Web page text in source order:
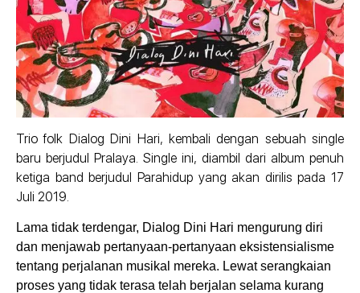
Trio folk Dialog Dini Hari, kembali dengan sebuah single
baru berjudul Pralaya. Single ini, diambil dari album penuh
ketiga band berjudul Parahidup yang akan dirilis pada 17
Juli 2019.
Lama tidak terdengar, Dialog Dini Hari mengurung diri
dan menjawab pertanyaan-pertanyaan eksistensialisme
tentang perjalanan musikal mereka. Lewat serangkaian
proses yang tidak terasa telah berjalan selama kurang